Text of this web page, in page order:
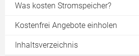
Was kosten Stromspeicher?
Kostenfrei Angebote einholen
Inhaltsverzeichnis